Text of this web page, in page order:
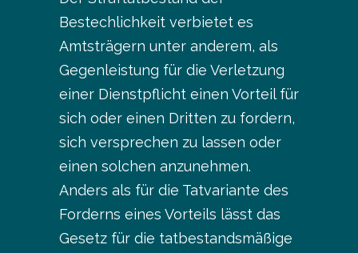
Bestechlichkeit verbietet es
Amtsträgern unter anderem, als
Gegenleistung für die Verletzung
einer Dienstpflicht einen Vorteil für
sich oder einen Dritten zu fordern,
sich versprechen zu lassen oder
einen solchen anzunehmen.
Anders als für die Tatvariante des
Forderns eines Vorteils lässt das
Gesetz für die tatbestandsmäßige